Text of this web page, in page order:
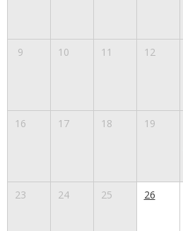
9 10 11 12
16 17 18 19
23 24 25 26